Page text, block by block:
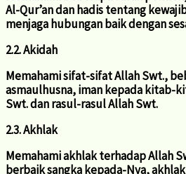
Al-Qur’an dan hadis tentang
menjaga hubungan baik dengan
2.2. Akidah
Memahami sifat-sifat Allah Swt.,
asmaulhusna, iman kepada kitab-
Swt. dan rasul-rasul Allah Swt.
2.3. Akhlak
Memahami akhlak terhadap Allah
berbaik sangka kepada-Nya,